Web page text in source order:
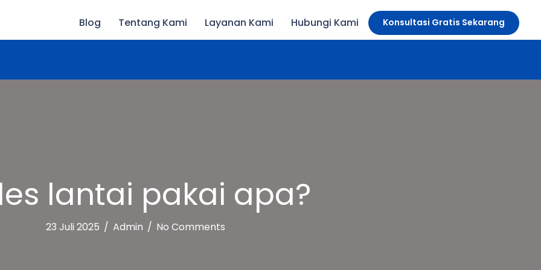
Blog Tentang Kami Layanan Kami Hubungi Kami Konsultasi Gratis Sekarang
lantai pakai apa?
23 Juli 2025 / Admin / No Comments